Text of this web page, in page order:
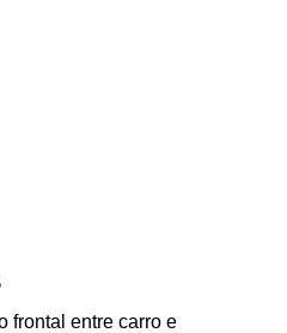
frontal entre carro e